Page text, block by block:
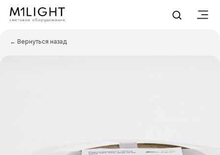
← Вернуться назад